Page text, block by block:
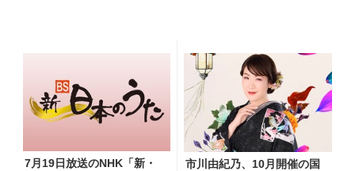
7月19日放送のNHK「新・
市川由紀乃、10月開催の国